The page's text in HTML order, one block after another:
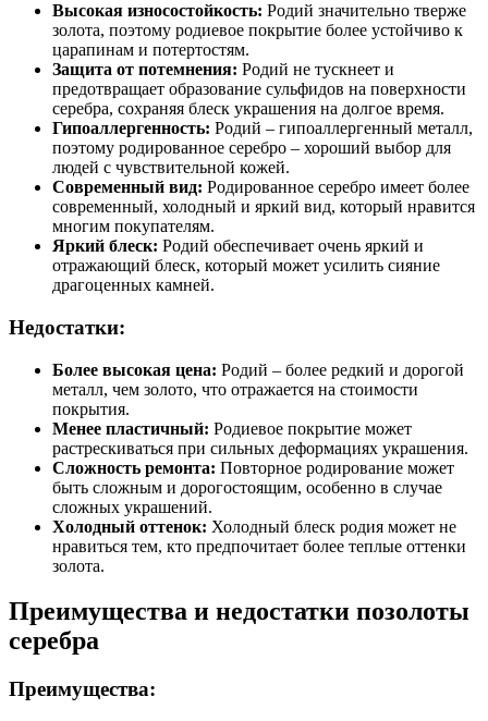
Высокая износостойкость: Родий значительно тверже
золота, поэтому родиевое покрытие более устойчиво к
царапинам и потертостям.
Защита от потемнения: Родий не тускнеет и
предотвращает образование сульфидов на поверхности
серебра, сохраняя блеск украшения на долгое время.
Гипоаллергенность: Родий – гипоаллергенный металл,
поэтому родированное серебро – хороший выбор для
людей с чувствительной кожей.
Современный вид: Родированное серебро имеет более
современный, холодный и яркий вид, который нравится
многим покупателям.
Яркий блеск: Родий обеспечивает очень яркий и
отражающий блеск, который может усилить сияние
драгоценных камней.
Недостатки:
Более высокая цена: Родий – более редкий и дорогой
металл, чем золото, что отражается на стоимости
покрытия.
Менее пластичный: Родиевое покрытие может
растрескиваться при сильных деформациях украшения.
Сложность ремонта: Повторное родирование может
быть сложным и дорогостоящим, особенно в случае
сложных украшений.
Холодный оттенок: Холодный блеск родия может не
нравиться тем, кто предпочитает более теплые оттенки
золота.
Преимущества и недостатки позолоты
серебра
Преимущества: